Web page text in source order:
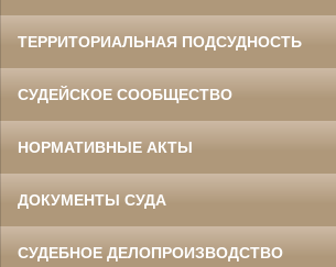
ТЕРРИТОРИАЛЬНАЯ ПОДСУДНОСТЬ
СУДЕЙСКОЕ СООБЩЕСТВО
НОРМАТИВНЫЕ АКТЫ
ДОКУМЕНТЫ СУДА
СУДЕБНОЕ ДЕЛОПРОИЗВОДСТВО